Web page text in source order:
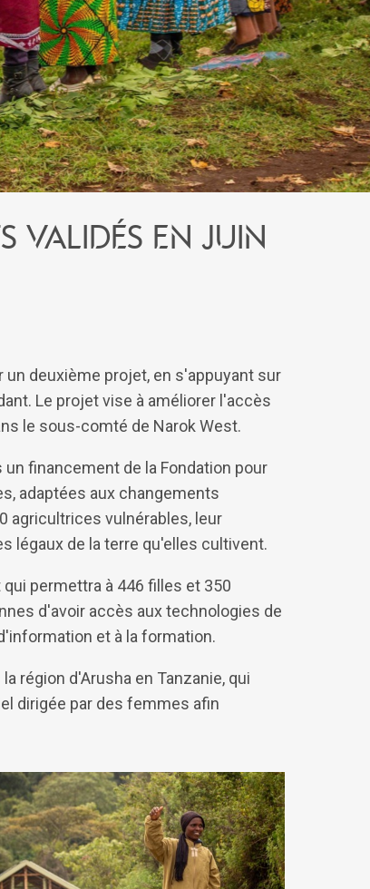
validés en juin
un deuxième projet, en s'appuyant sur
Le projet vise à améliorer l'accès
le sous-comté de Narok West.
financement de la Fondation pour
adaptées aux changements
agricultrices vulnérables, leur
légaux de la terre qu'elles cultivent.
permettra à 446 filles et 350
d'avoir accès aux technologies de
et à la formation.
région d'Arusha en Tanzanie, qui
dirigée par des femmes afin